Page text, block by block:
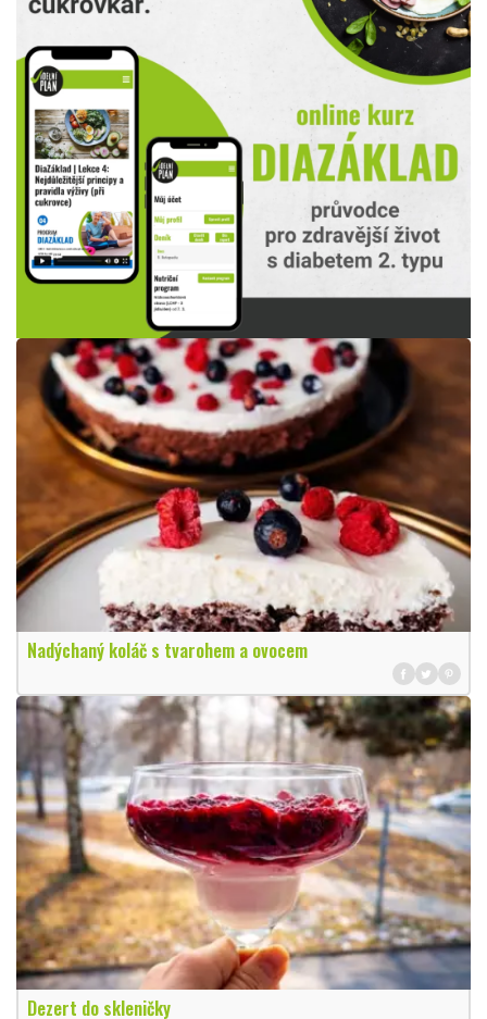
Nadýchaný koláč s tvarohem a ovocem
Dezert do skleničky